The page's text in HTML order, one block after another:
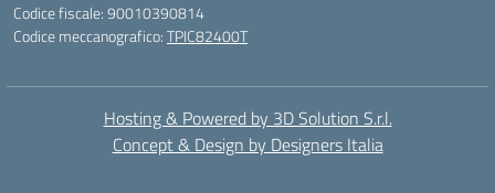
Codice fiscale: 90010390814
Codice meccanografico:TPIC82400T
Hosting & Powered by 3D Solution S.r.l.
Concept & Design by Designers Italia